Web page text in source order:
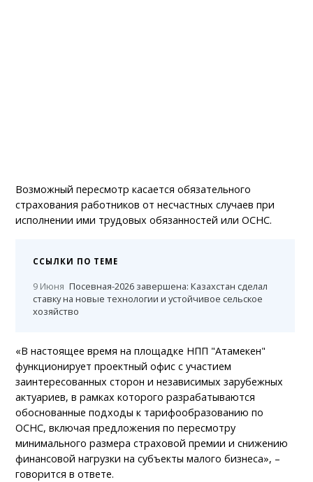
Возможный пересмотр касается обязательного
страхования работников от несчастных случаев при
исполнении ими трудовых обязанностей или ОСНС.
ССЫЛКИ ПО ТЕМЕ
9 Июня Посевная-2026 завершена: Казахстан сделал
ставку на новые технологии и устойчивое сельское
хозяйство
«В настоящее время на площадке НПП "Атамекен"
функционирует проектный офис с участием
заинтересованных сторон и независимых зарубежных
актуариев, в рамках которого разрабатываются
обоснованные подходы к тарифообразованию по
ОСНС, включая предложения по пересмотру
минимального размера страховой премии и снижению
финансовой нагрузки на субъекты малого бизнеса», –
говорится в ответе.